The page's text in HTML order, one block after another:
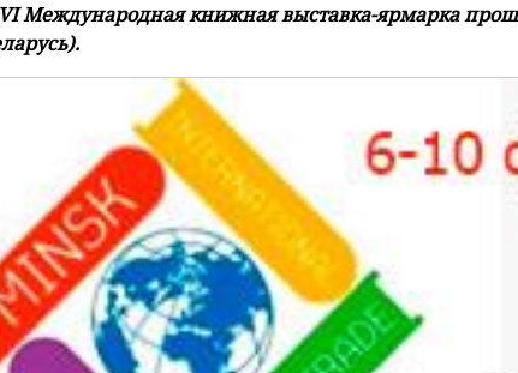
Международная книжная выставка-ярмарка